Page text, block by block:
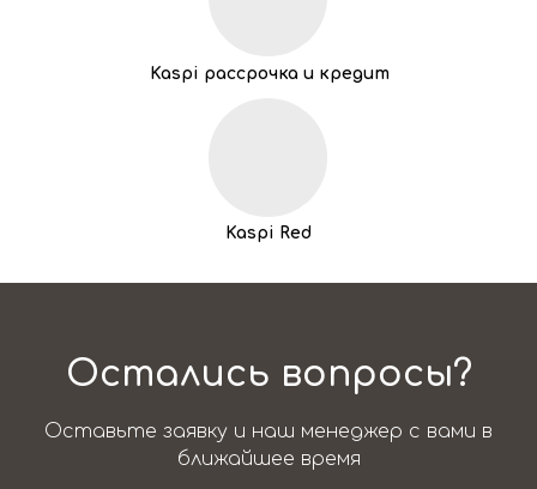
Kaspi рассрочка и кредит
Kaspi Red
Остались вопросы?
Оставьте заявку и наш менеджер с вами в
ближайшее время